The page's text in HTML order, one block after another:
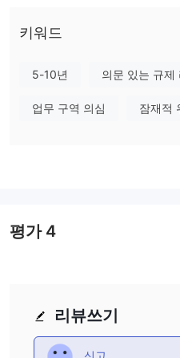
거래에 대해 보다 평판이 좋고 규
MEGAFXCM LIMITED캐나다에
래자는 이러한 보호를 받을 수 없
장점과 단점
요약하자면, MEGAFXCM
키워드
5-10년 의문 있는 규제
업무 구역 의심 잠재적
리뷰쓰기
평가4